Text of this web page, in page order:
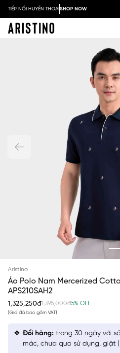
TIẾP NỐI HUYỀN THOẠISHOP NOW
Aristino
Áo Polo Nam Mercerized
APS210SAH2
1,325,250đ1,395,000đ5% OFF
(Giá đã bao gồm VAT)
Đổi hàng: trong 30 ngày với
mác, chưa qua sử dụng, giặt